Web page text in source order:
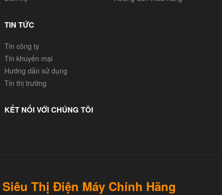
TIN TỨC
Tin công ty
Tin khuyến mại
Hướng dẫn sử dụng
Tin thị trường
KẾT NỐI VỚI CHÚNG TÔI
Siêu Thị Điện Máy Chính Hãng